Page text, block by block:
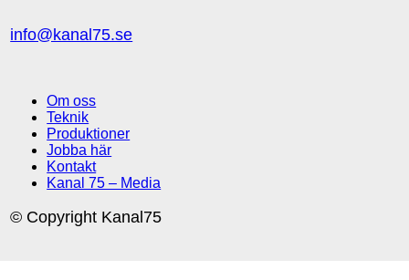
info@kanal75.se
Om oss
Teknik
Produktioner
Jobba här
Kontakt
Kanal 75 – Media
© Copyright Kanal75